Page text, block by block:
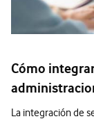
Cómo
La integración de